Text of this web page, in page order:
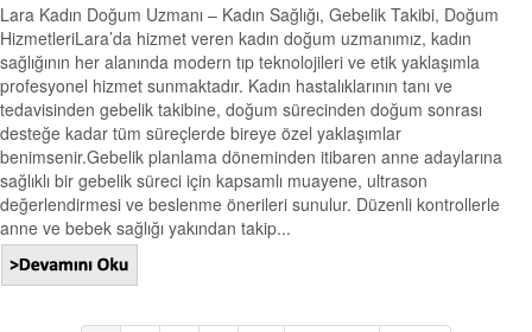
Lara Kadın Doğum Uzmanı – Kadın Sağlığı, Gebelik Takibi, Doğum
HizmetleriLara’da hizmet veren kadın doğum uzmanımız, kadın
sağlığının her alanında modern tıp teknolojileri ve etik yaklaşımla
profesyonel hizmet sunmaktadır. Kadın hastalıklarının tanı ve
tedavisinden gebelik takibine, doğum sürecinden doğum sonrası
desteğe kadar tüm süreçlerde bireye özel yaklaşımlar
benimsenir.Gebelik planlama döneminden itibaren anne adaylarına
sağlıklı bir gebelik süreci için kapsamlı muayene, ultrason
değerlendirmesi ve beslenme önerileri sunulur. Düzenli kontrollerle
anne ve bebek sağlığı yakından takip...